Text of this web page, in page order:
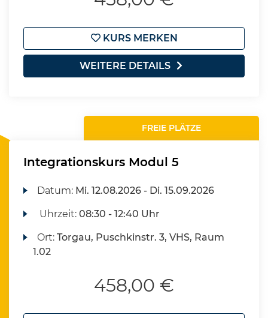
KURS MERKEN
WEITERE DETAILS
FREIE PLÄTZE
Integrationskurs Modul 5
Datum: Mi. 12.08.2026 - Di. 15.09.2026
Uhrzeit:08:30 - 12:40 Uhr
Ort:Torgau, Puschkinstr. 3, VHS, Raum
1.02
458,00 €